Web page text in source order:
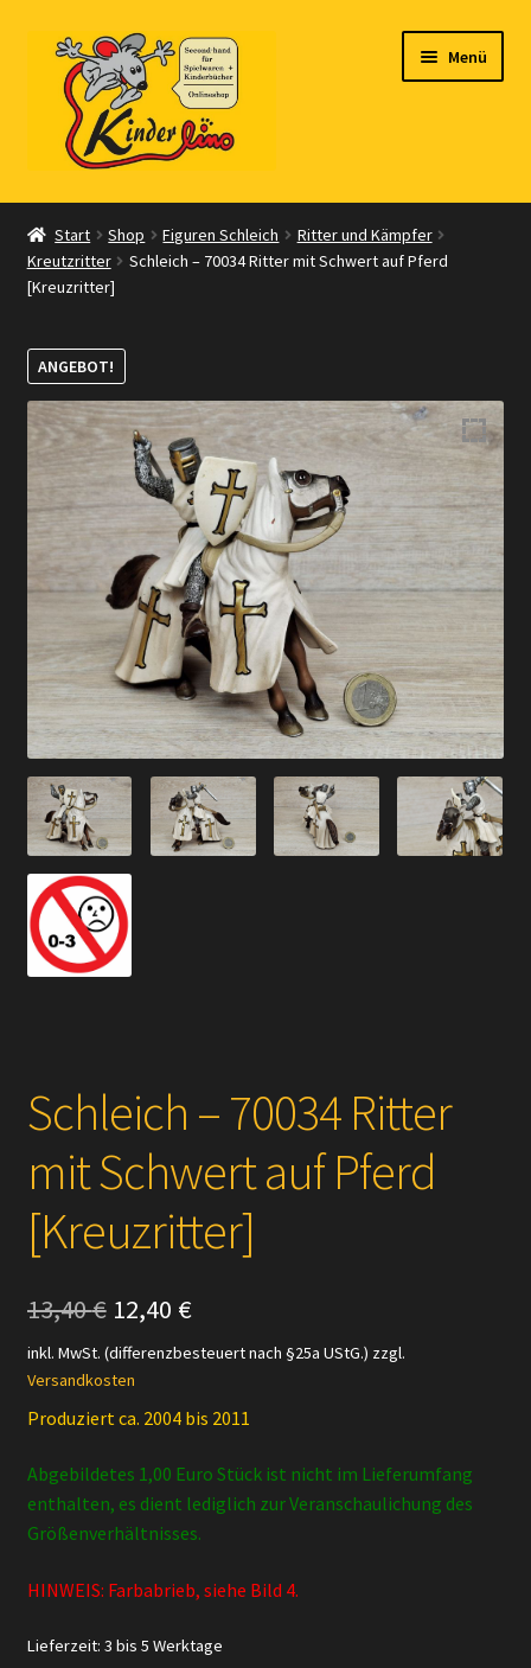
Navigation
springen
Zum
Inhalt
springen
Menü
Start
Vertrag widerrufen
Warenkorb
Kasse
Zahlungsarten
Versandarten
Kontakt
AGB
Widerrufsbelehrung
Datenschutzerklärung
Impressum
Versand + Wichtige Infos
Start Shop Figuren Schleich
Ritter und Kämpfer
Kreutzritter
Schleich – 70034 Ritter mit Schwert auf Pferd
[Kreuzritter]
ANGEBOT!
Schleich – 70034 Ritter
mit Schwert auf Pferd
[Kreuzritter]
13,40€ Ursprünglicher
Preis
war:
13,40 €
12,40 €Aktueller
Preis
12,40 €.
inkl. MwSt. (differenzbesteuert nach §25a UStG.) zzgl.
Versandkosten
Produziert ca. 2004 bis 2011
Abgebildetes 1,00 Euro Stück ist nicht im Lieferumfang
enthalten, es dient lediglich zur Veranschaulichung des
Größenverhältnisses.
HINWEIS: Farbabrieb, siehe Bild 4.
Lieferzeit: 3 bis 5 Werktage